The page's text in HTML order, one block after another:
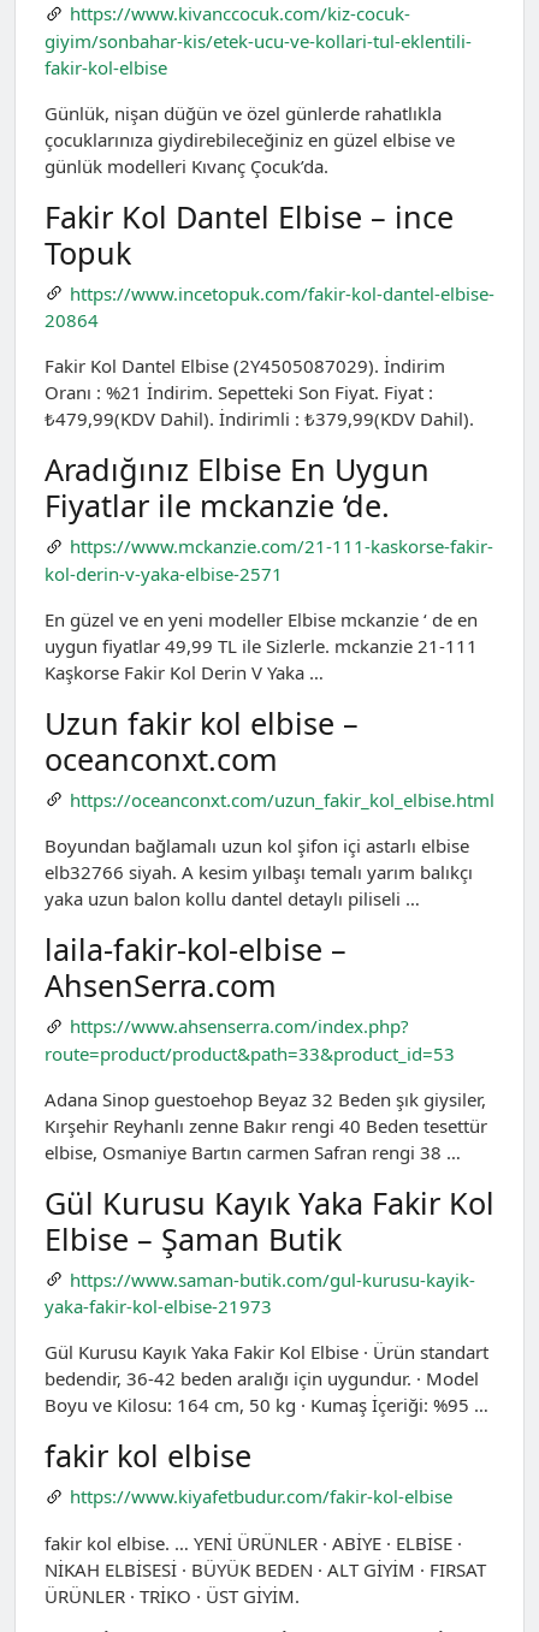
https://www.kivanccocuk.com/kiz-cocuk-
giyim/sonbahar-kis/etek-ucu-ve-kollari-tul-eklentili-
fakir-kol-elbise
Günlük, nişan düğün ve özel günlerde rahatlıkla
çocuklarınıza giydirebileceğiniz en güzel elbise ve
günlük modelleri Kıvanç Çocuk’da.
Fakir Kol Dantel Elbise – ince
Topuk
https://www.incetopuk.com/fakir-kol-dantel-elbise-
20864
Fakir Kol Dantel Elbise (2Y4505087029). İndirim
Oranı : %21 İndirim. Sepetteki Son Fiyat. Fiyat :
₺479,99(KDV Dahil). İndirimli : ₺379,99(KDV Dahil).
Aradığınız Elbise En Uygun
Fiyatlar ile mckanzie ‘de.
https://www.mckanzie.com/21-111-kaskorse-fakir-
kol-derin-v-yaka-elbise-2571
En güzel ve en yeni modeller Elbise mckanzie ‘ de en
uygun fiyatlar 49,99 TL ile Sizlerle. mckanzie 21-111
Kaşkorse Fakir Kol Derin V Yaka …
Uzun fakir kol elbise –
oceanconxt.com
https://oceanconxt.com/uzun_fakir_kol_elbise.html
Boyundan bağlamalı uzun kol şifon i̇çi astarlı elbise
elb32766 siyah. A kesim yılbaşı temalı yarım balıkçı
yaka uzun balon kollu dantel detaylı piliseli …
laila-fakir-kol-elbise –
AhsenSerra.com
https://www.ahsenserra.com/index.php?
route=product/product&path=33&product_id=53
Adana Sinop guestoehop Beyaz 32 Beden şık giysiler,
Kırşehir Reyhanlı zenne Bakır rengi 40 Beden tesettür
elbise, Osmaniye Bartın carmen Safran rengi 38 …
Gül Kurusu Kayık Yaka Fakir Kol
Elbise – Şaman Butik
https://www.saman-butik.com/gul-kurusu-kayik-
yaka-fakir-kol-elbise-21973
Gül Kurusu Kayık Yaka Fakir Kol Elbise · Ürün standart
bedendir, 36-42 beden aralığı için uygundur. · Model
Boyu ve Kilosu: 164 cm, 50 kg · Kumaş İçeriği: %95 …
fakir kol elbise
https://www.kiyafetbudur.com/fakir-kol-elbise
fakir kol elbise. … YENİ ÜRÜNLER · ABİYE · ELBİSE ·
NİKAH ELBİSESİ · BÜYÜK BEDEN · ALT GİYİM · FIRSAT
ÜRÜNLER · TRİKO · ÜST GİYİM.